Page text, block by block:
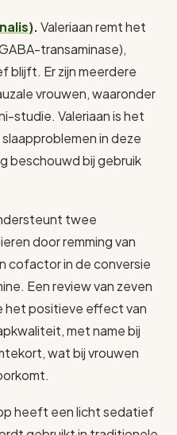
.Valeriaan remt het
transaminase),
blijft. Er zijn meerdere
vrouwen, waaronder
studie. Valeriaan is het
in deze
beschouwd bij gebruik
twee
door remming van
cofactor in de conversie
Een review van zeven
het positieve effect van
met name bij
wat bij vrouwen
heeft een licht sedatief